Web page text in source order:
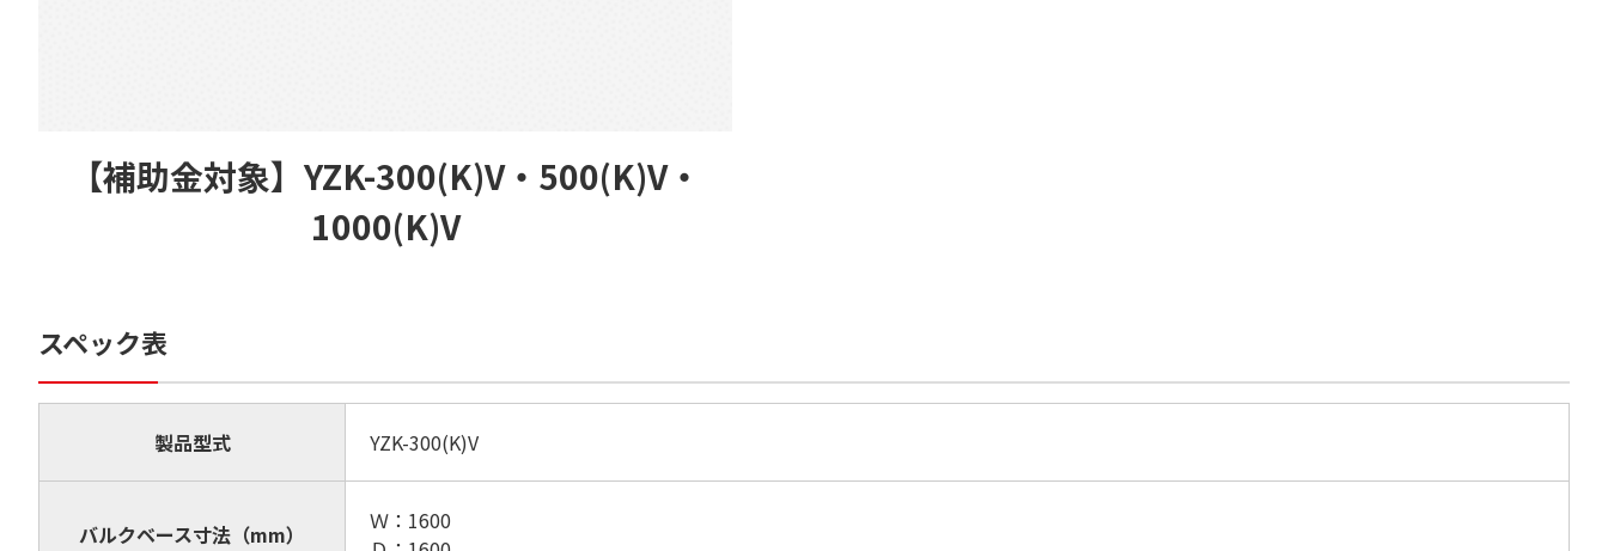
【補助金対象】YZK-300(K)V・500(K)V・
1000(K)V
スペック表
製品型式 YZK-300(K)V
バルクベース寸法（mm）
Ｗ：1600